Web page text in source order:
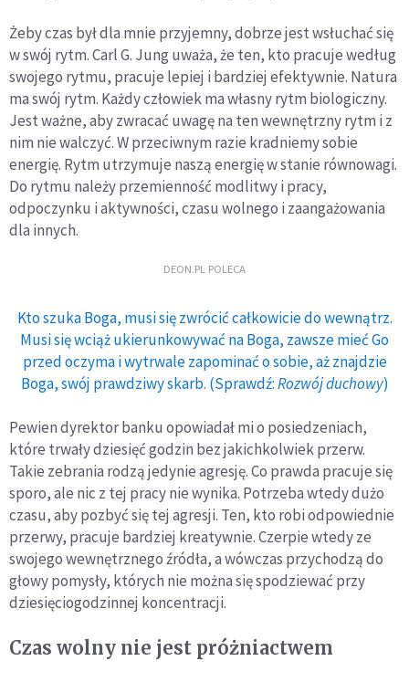
Żeby czas był dla mnie przyjemny, dobrze jest wsłuchać się
w swój rytm. Carl G. Jung uważa, że ten, kto pracuje według
swojego rytmu, pracuje lepiej i bardziej efektywnie. Natura
ma swój rytm. Każdy człowiek ma własny rytm biologiczny.
Jest ważne, aby zwracać uwagę na ten wewnętrzny rytm i z
nim nie walczyć. W przeciwnym razie kradniemy sobie
energię. Rytm utrzymuje naszą energię w stanie równowagi.
Do rytmu należy przemienność modlitwy i pracy,
odpoczynku i aktywności, czasu wolnego i zaangażowania
dla innych.
DEON.PL POLECA
Kto szuka Boga, musi się zwrócić całkowicie do wewnątrz.
Musi się wciąż ukierunkowywać na Boga, zawsze mieć Go
przed oczyma i wytrwale zapominać o sobie, aż znajdzie
Boga, swój prawdziwy skarb. (Sprawdź:Rozwój duchowy)
Pewien dyrektor banku opowiadał mi o posiedzeniach,
które trwały dziesięć godzin bez jakichkolwiek przerw.
Takie zebrania rodzą jedynie agresję. Co prawda pracuje się
sporo, ale nic z tej pracy nie wynika. Potrzeba wtedy dużo
czasu, aby pozbyć się tej agresji. Ten, kto robi odpowiednie
przerwy, pracuje bardziej kreatywnie. Czerpie wtedy ze
swojego wewnętrznego źródła, a wówczas przychodzą do
głowy pomysły, których nie można się spodziewać przy
dziesięciogodzinnej koncentracji.
Czas wolny nie jest próżniactwem